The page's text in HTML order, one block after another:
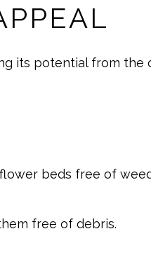
its potential from the
beds free of
free of debris.